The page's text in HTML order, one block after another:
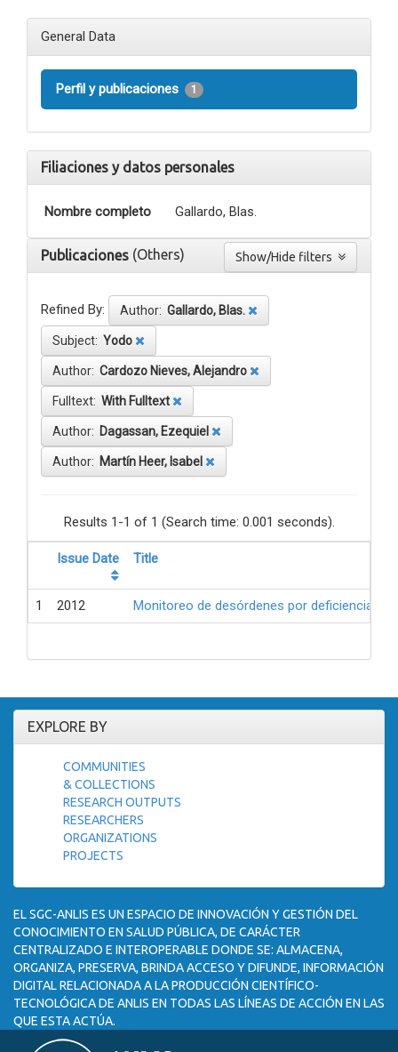
General Data
Perfil y publicaciones 1
Filiaciones y datos personales
Nombre completo Gallardo, Blas.
Publicaciones (Others)
Refined By: Author: Gallardo, Blas.
Subject: Yodo
Author: Cardozo Nieves, Alejandro
Fulltext: With Fulltext
Author: Dagassan, Ezequiel
Author: Martín Heer, Isabel
Results 1-1 of 1 (Search time: 0.001 seconds).
Issue Date Title
1 2012 Monitoreo de desórdenes por deficiencia
EXPLORE BY
COMMUNITIES
& COLLECTIONS
RESEARCH OUTPUTS
RESEARCHERS
ORGANIZATIONS
PROJECTS
EL SGC-ANLIS ES UN ESPACIO DE INNOVACIÓN Y GESTIÓN DEL
CONOCIMIENTO EN SALUD PÚBLICA, DE CARÁCTER
CENTRALIZADO E INTEROPERABLE DONDE SE: ALMACENA,
ORGANIZA, PRESERVA, BRINDA ACCESO Y DIFUNDE, INFORMACIÓN
DIGITAL RELACIONADA A LA PRODUCCIÓN CIENTÍFICO-
TECNOLÓGICA DE ANLIS EN TODAS LAS LÍNEAS DE ACCIÓN EN LAS
QUE ESTA ACTÚA.